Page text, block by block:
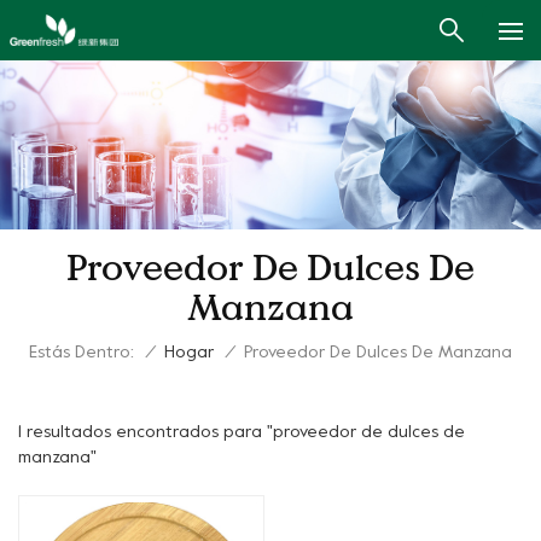
Proveedor De Dulces De
Manzana
Estás Dentro: / Hogar / Proveedor De Dulces De Manzana
1 resultados encontrados para "proveedor de dulces de
manzana"